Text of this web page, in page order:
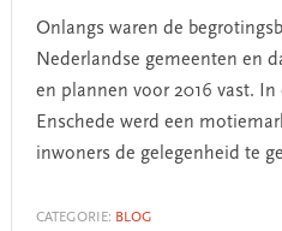
Onlangs waren de
Nederlandse gemeenten en
en plannen voor 2016 vast. In
Enschede werd een
inwoners de gelegenheid te
CATEGORIE: BLOG